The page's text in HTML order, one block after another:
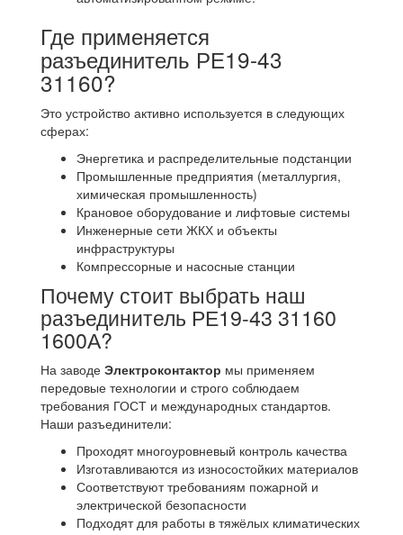
Где применяется
разъединитель РЕ19-43
31160?
Это устройство активно используется в следующих
сферах:
Энергетика и распределительные подстанции
Промышленные предприятия (металлургия,
химическая промышленность)
Крановое оборудование и лифтовые системы
Инженерные сети ЖКХ и объекты
инфраструктуры
Компрессорные и насосные станции
Почему стоит выбрать наш
разъединитель РЕ19-43 31160
1600А?
На заводе Электроконтактор мы применяем
передовые технологии и строго соблюдаем
требования ГОСТ и международных стандартов.
Наши разъединители:
Проходят многоуровневый контроль качества
Изготавливаются из износостойких материалов
Соответствуют требованиям пожарной и
электрической безопасности
Подходят для работы в тяжёлых климатических